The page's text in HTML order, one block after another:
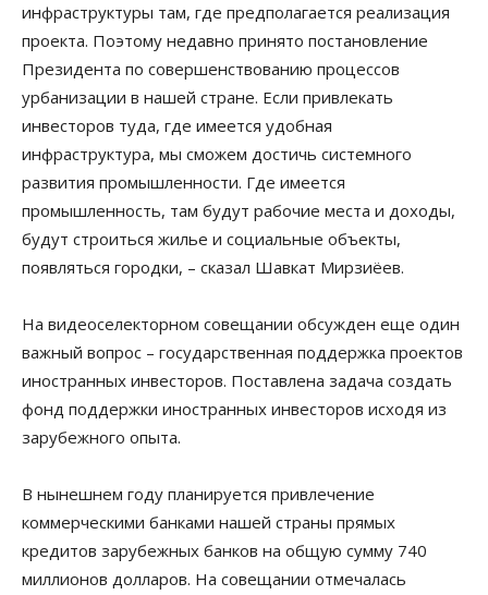
инфраструктуры там, где предполагается реализация
проекта. Поэтому недавно принято постановление
Президента по совершенствованию процессов
урбанизации в нашей стране. Если привлекать
инвесторов туда, где имеется удобная
инфраструктура, мы сможем достичь системного
развития промышленности. Где имеется
промышленность, там будут рабочие места и доходы,
будут строиться жилье и социальные объекты,
появляться городки, – сказал Шавкат Мирзиёев.
На видеоселекторном совещании обсужден еще один
важный вопрос – государственная поддержка проектов
иностранных инвесторов. Поставлена задача создать
фонд поддержки иностранных инвесторов исходя из
зарубежного опыта.
В нынешнем году планируется привлечение
коммерческими банками нашей страны прямых
кредитов зарубежных банков на общую сумму 740
миллионов долларов. На совещании отмечалась